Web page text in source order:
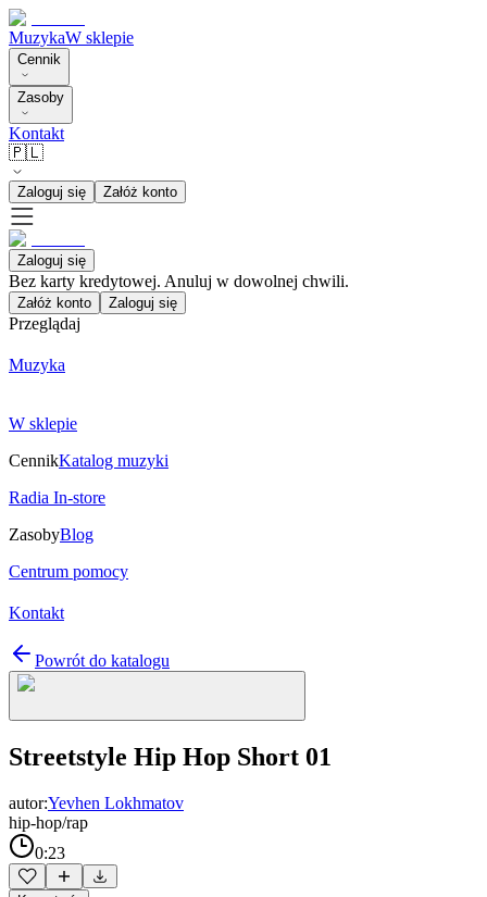
MuzykaW sklepie
Cennik
Zasoby
Kontakt
🇵🇱
Zaloguj się Załóż konto
Zaloguj się
Bez karty kredytowej. Anuluj w dowolnej chwili.
Załóż konto Zaloguj się
Przeglądaj
Muzyka
W sklepie
CennikKatalog muzyki
Radia In-store
ZasobyBlog
Centrum pomocy
Kontakt
Powrót do katalogu
Streetstyle Hip Hop Short 01
autor:Yevhen Lokhmatov
hip-hop/rap
0:23